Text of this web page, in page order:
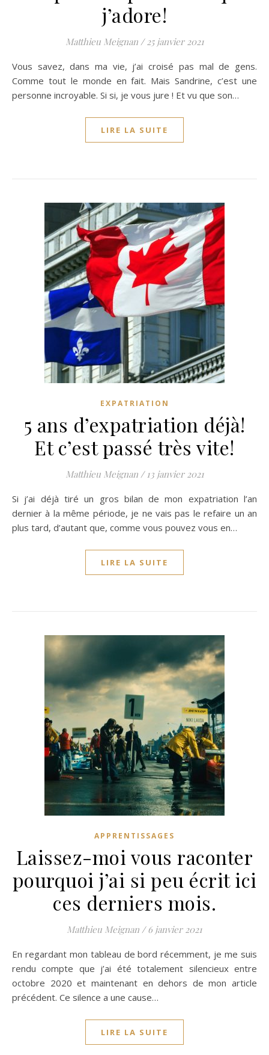
j’adore!
Matthieu Meignan / 25 janvier 2021
Vous savez, dans ma vie, j’ai croisé pas mal de gens.
Comme tout le monde en fait. Mais Sandrine, c’est une
personne incroyable. Si si, je vous jure ! Et vu que son…
LIRE LA SUITE
EXPATRIATION
5 ans d’expatriation déjà!
Et c’est passé très vite!
Matthieu Meignan / 13 janvier 2021
Si j’ai déjà tiré un gros bilan de mon expatriation l’an
dernier à la même période, je ne vais pas le refaire un an
plus tard, d’autant que, comme vous pouvez vous en…
LIRE LA SUITE
APPRENTISSAGES
Laissez-moi vous raconter
pourquoi j’ai si peu écrit ici
ces derniers mois.
Matthieu Meignan / 6 janvier 2021
En regardant mon tableau de bord récemment, je me suis
rendu compte que j’ai été totalement silencieux entre
octobre 2020 et maintenant en dehors de mon article
précédent. Ce silence a une cause…
LIRE LA SUITE